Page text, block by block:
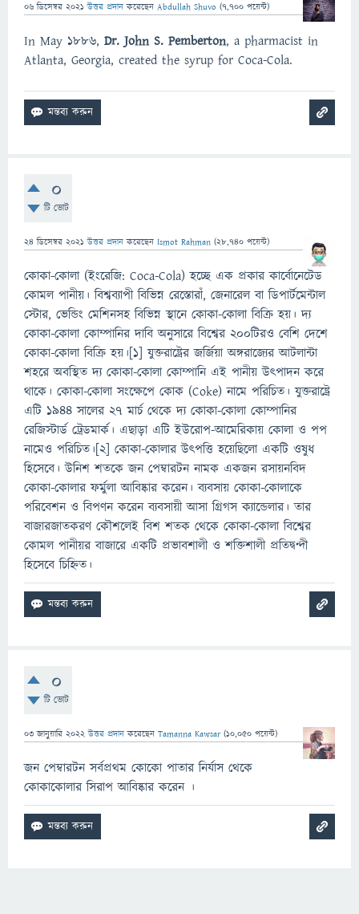
06 ডিসেম্বর 2021 উত্তর প্রদান করেছেন Abdullah Shuvo (7,700 পয়েন্ট)
In May 1886, Dr. John S. Pemberton, a pharmacist in
Atlanta, Georgia, created the syrup for Coca-Cola.
0
টি ভোট
24 ডিসেম্বর 2021 উত্তর প্রদান করেছেন Ismot Rahman (28,740 পয়েন্ট)
কোকা-কোলা (ইংরেজি: Coca-Cola) হচ্ছে এক প্রকার কার্বোনেটেড
কোমল পানীয়। বিশ্বব্যাপী বিভিন্ন রেস্তোরাঁ, জেনারেল বা ডিপার্টমেন্টাল
স্টোর, ভেন্ডিং মেশিনসহ বিভিন্ন স্থানে কোকা-কোলা বিক্রি হয়। দ্য
কোকা-কোলা কোম্পানির দাবি অনুসারে বিশ্বের ২০০টিরও বেশি দেশে
কোকা-কোলা বিক্রি হয়।[১] যুক্তরাষ্ট্রের জর্জিয়া অঙ্গরাজ্যের আটলান্টা
শহরে অবস্থিত দ্য কোকা-কোলা কোম্পানি এই পানীয় উৎপাদন করে
থাকে। কোকা-কোলা সংক্ষেপে কোক (Coke) নামে পরিচিত। যুক্তরাষ্ট্রে
এটি ১৯৪৪ সালের ২৭ মার্চ থেকে দ্য কোকা-কোলা কোম্পানির
রেজিস্টার্ড ট্রেডমার্ক। এছাড়া এটি ইউরোপ-আমেরিকায় কোলা ও পপ
নামেও পরিচিত।[২] কোকা-কোলার উৎপত্তি হয়েছিলো একটি ওষুধ
হিসেবে। উনিশ শতকে জন পেম্বারটন নামক একজন রসায়নবিদ
কোকা-কোলার ফর্মুলা আবিষ্কার করেন। ব্যবসায় কোকা-কোলাকে
পরিবেশন ও বিপণন করেন ব্যবসায়ী আসা গ্রিগস ক্যান্ডেলার। তার
বাজারজাতকরণ কৌশলেই বিশ শতক থেকে কোকা-কোলা বিশ্বের
কোমল পানীয়র বাজারে একটি প্রভাবশালী ও শক্তিশালী প্রতিদ্বন্দী
হিসেবে চিহ্নিত।
0
টি ভোট
03 জানুয়ারি 2022 উত্তর প্রদান করেছেন Tamanna Kawsar (10,050 পয়েন্ট)
জন পেম্বারটন সর্বপ্রথম কোকো পাতার নির্যাস থেকে
কোকাকোলার সিরাপ আবিষ্কার করেন ।